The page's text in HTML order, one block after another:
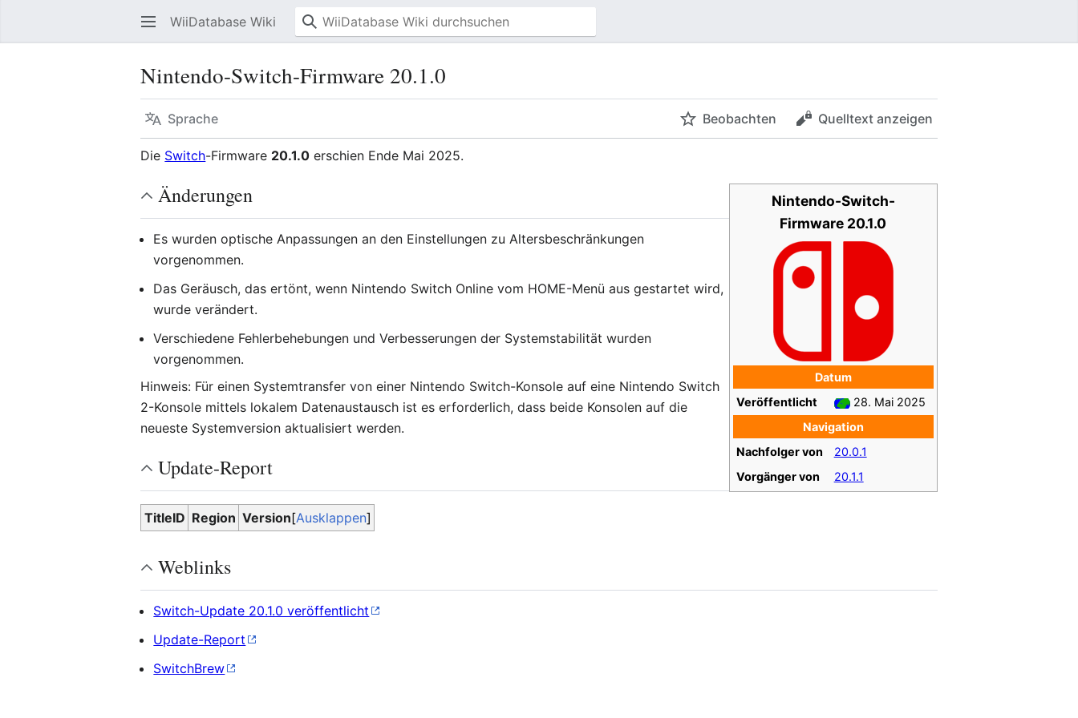
WiiDatabase Wiki
Nintendo-Switch-Firmware 20.1.0
Sprache Beobachten Quelltext anzeigen
Die Switch-Firmware 20.1.0 erschien Ende Mai 2025.
Nintendo-Switch-
Firmware 20.1.0
Datum
Veröffentlicht
28. Mai 2025
Navigation
Nachfolger von
20.0.1
Vorgänger von
20.1.1
Änderungen
Es wurden optische Anpassungen an den Einstellungen zu Altersbeschränkungen
vorgenommen.
Das Geräusch, das ertönt, wenn Nintendo Switch Online vom HOME-Menü aus gestartet wird,
wurde verändert.
Verschiedene Fehlerbehebungen und Verbesserungen der Systemstabilität wurden
vorgenommen.
Hinweis: Für einen Systemtransfer von einer Nintendo Switch-Konsole auf eine Nintendo Switch
2-Konsole mittels lokalem Datenaustausch ist es erforderlich, dass beide Konsolen auf die
neueste Systemversion aktualisiert werden.
Update-Report
TitleID Region Ausklappen
Version
Weblinks
Switch-Update 20.1.0 veröffentlicht
Update-Report
SwitchBrew